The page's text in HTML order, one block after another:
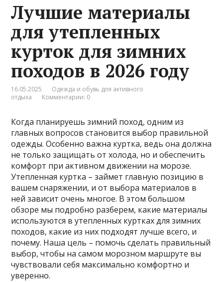
Лучшие материалы
для утепленных
курток для зимних
походов в 2026 году
16.05.2025
Одежда и обувь для активного
отдыха
Комментарии: 0
Когда планируешь зимний поход, одним из
главных вопросов становится выбор правильной
одежды. Особенно важна куртка, ведь она должна
не только защищать от холода, но и обеспечить
комфорт при активном движении на морозе.
Утепленная куртка – займет главную позицию в
вашем снаряжении, и от выбора материалов в
ней зависит очень многое. В этом большом
обзоре мы подробно разберем, какие материалы
используются в утепленных куртках для зимних
походов, какие из них подходят лучше всего, и
почему. Наша цель – помочь сделать правильный
выбор, чтобы на самом морозном маршруте вы
чувствовали себя максимально комфортно и
уверенно.